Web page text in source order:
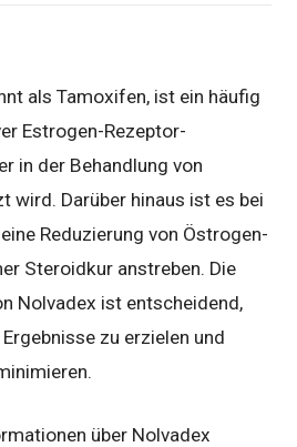
als Tamoxifen, ist ein häufig
Estrogen-Rezeptor-
in der Behandlung von
wird. Darüber hinaus ist es bei
Reduzierung von Östrogen-
Steroidkur anstreben. Die
Nolvadex ist entscheidend,
zu erzielen und
über Nolvadex